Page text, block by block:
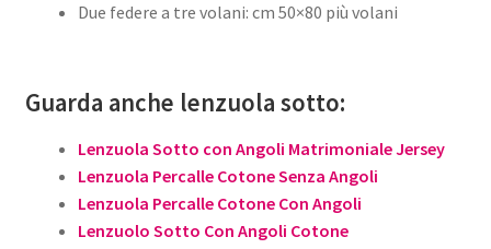
Due federe a tre volani: cm 50×80 più volani
Guarda anche lenzuola sotto:
Lenzuola Sotto con Angoli Matrimoniale Jersey
Lenzuola Percalle Cotone Senza Angoli
Lenzuola Percalle Cotone Con Angoli
Lenzuolo Sotto Con Angoli Cotone